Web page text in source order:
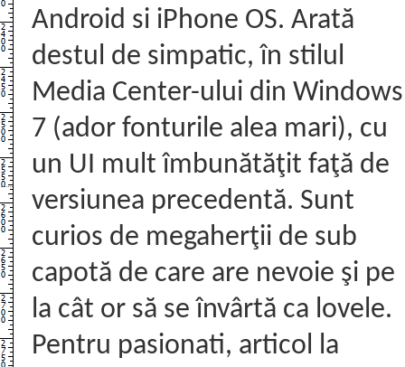
Android si iPhone OS. Arată
destul de simpatic, în stilul
Media Center-ului din Windows
7 (ador fonturile alea mari), cu
un UI mult îmbunătăţit faţă de
versiunea precedentă. Sunt
curios de megaherţii de sub
capotă de care are nevoie şi pe
la cât or să se învârtă ca lovele.
Pentru pasionati, articol la